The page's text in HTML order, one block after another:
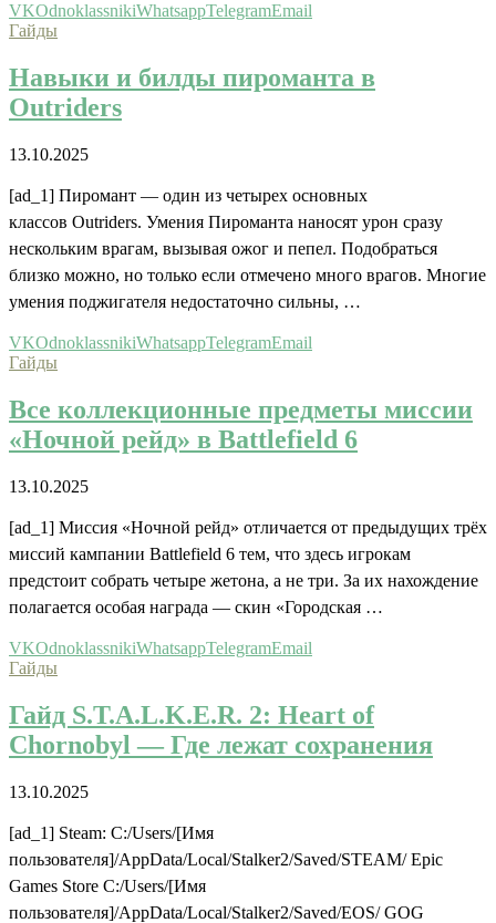
VKOdnoklassnikiWhatsappTelegramEmail
Гайды
Навыки и билды пироманта в
Outriders
13.10.2025
[ad_1] Пиромант — один из четырех основных
классов Outriders. Умения Пироманта наносят урон сразу
нескольким врагам, вызывая ожог и пепел. Подобраться
близко можно, но только если отмечено много врагов. Многие
умения поджигателя недостаточно сильны, …
VKOdnoklassnikiWhatsappTelegramEmail
Гайды
Все коллекционные предметы миссии
«Ночной рейд» в Battlefield 6
13.10.2025
[ad_1] Миссия «Ночной рейд» отличается от предыдущих трёх
миссий кампании Battlefield 6 тем, что здесь игрокам
предстоит собрать четыре жетона, а не три. За их нахождение
полагается особая награда — скин «Городская …
VKOdnoklassnikiWhatsappTelegramEmail
Гайды
Гайд S.T.A.L.K.E.R. 2: Heart of
Chornobyl — Где лежат сохранения
13.10.2025
[ad_1] Steam: C:/Users/[Имя
пользователя]/AppData/Local/Stalker2/Saved/STEAM/ Epic
Games Store C:/Users/[Имя
пользователя]/AppData/Local/Stalker2/Saved/EOS/ GOG